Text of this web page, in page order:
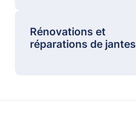
Rénovations et
réparations de jantes